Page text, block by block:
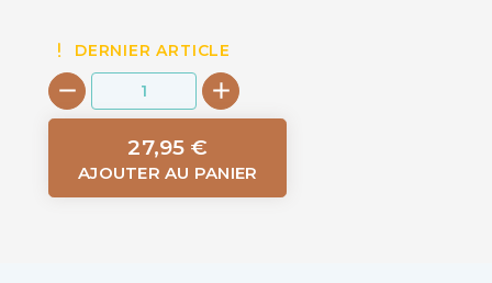
DERNIER ARTICLE
27,95 €
AJOUTER AU PANIER